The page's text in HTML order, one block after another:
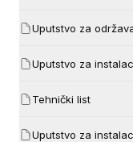
Uputstvo za
Uputstvo za
Tehnički list
Uputstvo za